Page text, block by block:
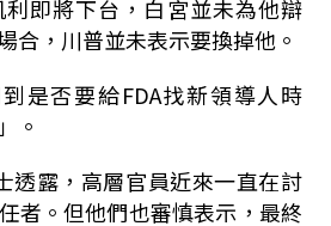
即將下台，白宮並未為他辯
合，川普並未表示要換掉他。
是否要給FDA找新領導人時
。
透露，高層官員近來一直在討
者。但他們也審慎表示，最終